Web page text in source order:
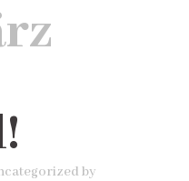
by